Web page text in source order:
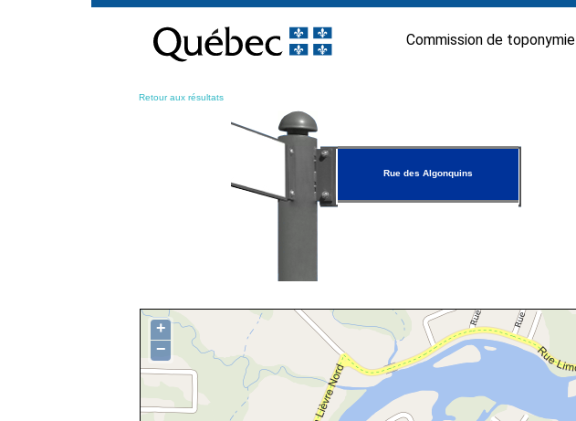
contenu
Commission de toponymie
Retour aux résultats
Rue des Algonquins
+
−